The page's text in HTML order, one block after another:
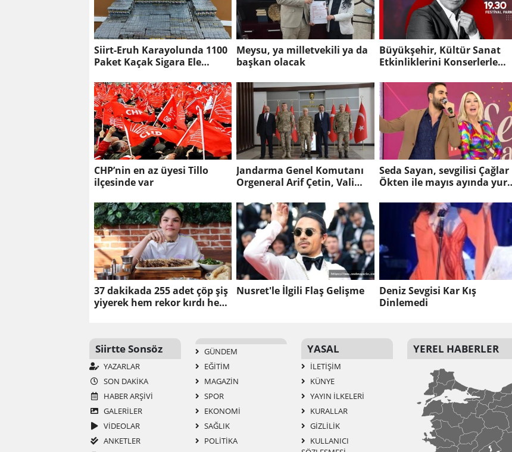
Siirt-Eruh Karayolunda 1100
Paket Kaçak Sigara Ele
Meysu, ya milletvekili ya da
başkan olacak
Büyükşehir, Kültür Sanat
Etkinliklerini Konserlerle
CHP’nin en az üyesi Tillo
ilçesinde var
Jandarma Genel Komutanı
Orgeneral Arif Çetin, Vali
geldi
Seda Sayan, sevgilisi Çağlar
Ökten ile mayıs ayında yurt
duyurdu
37 dakikada 255 adet çöp şiş
yiyerek hem rekor kırdı hem
Nusret'le İlgili Flaş Gelişme
Deniz Sevgisi Kar Kış
Dinlemedi
Siirtte Sonsöz
YAZARLAR
SON DAKİKA
HABER ARŞİVİ
GALERİLER
VİDEOLAR
ANKETLER
GÜNDEM
EĞİTİM
MAGAZİN
SPOR
EKONOMİ
SAĞLIK
POLİTİKA
YASAL
İLETIŞIM
KÜNYE
YAYIN İLKELERI
KURALLAR
GIZLILIK
KULLANICI
YEREL HABERLER